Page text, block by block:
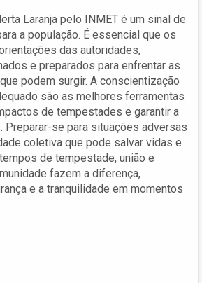
Laranja pelo INMET é um sinal de
a população. É essencial que os
das autoridades,
e preparados para enfrentar as
podem surgir. A conscientização
são as melhores ferramentas
de tempestades e garantir a
Preparar-se para situações adversas
coletiva que pode salvar vidas e
de tempestade, união e
fazem a diferença,
e a tranquilidade em momentos